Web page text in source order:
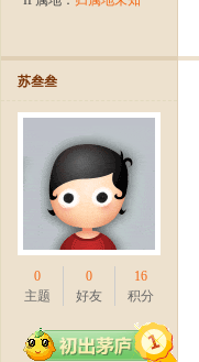
苏叁叁
0
主题
0
好友
16
积分